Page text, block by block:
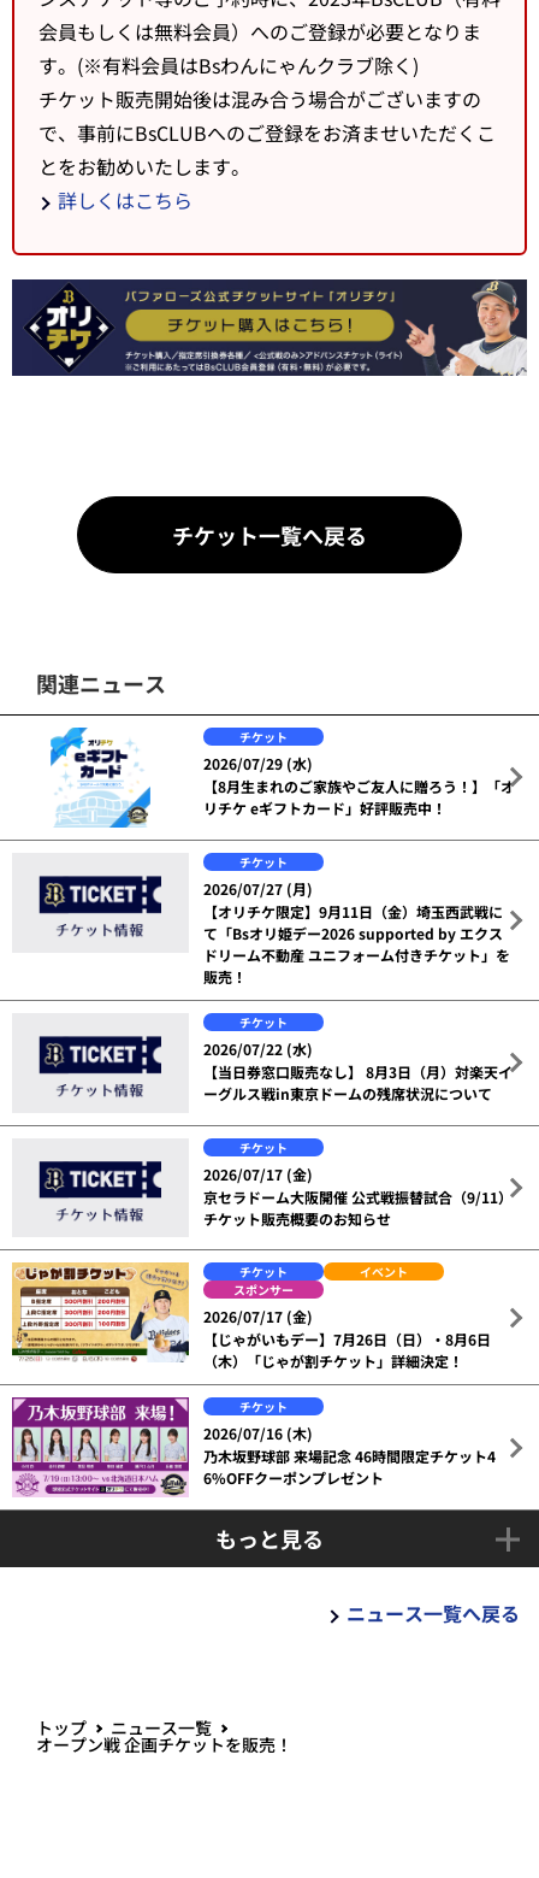
会員もしくは無料会員）へのご登録が必要となりま
す。(※有料会員はBsわんにゃんクラブ除く)
チケット販売開始後は混み合う場合がございますの
で、事前にBsCLUBへのご登録をお済ませいただくこ
とをお勧めいたします。
詳しくはこちら
チケット一覧へ戻る
関連ニュース
チケット
2026/07/29 (水)
【8月生まれのご家族やご友人に贈ろう！】「オ
リチケ eギフトカード」好評販売中！
チケット
2026/07/27 (月)
【オリチケ限定】9月11日（金）埼玉西武戦に
て「Bsオリ姫デー2026 supported by エクス
ドリーム不動産 ユニフォーム付きチケット」を
販売！
チケット
2026/07/22 (水)
【当日券窓口販売なし】 8月3日（月）対楽天イ
ーグルス戦in東京ドームの残席状況について
チケット
2026/07/17 (金)
京セラドーム大阪開催 公式戦振替試合（9/11）
チケット販売概要のお知らせ
チケット
イベント
スポンサー
2026/07/17 (金)
【じゃがいもデー】7月26日（日）・8月6日
（木）「じゃが割チケット」詳細決定！
チケット
2026/07/16 (木)
乃木坂野球部 来場記念 46時間限定チケット4
6%OFFクーポンプレゼント
もっと見る
ニュース一覧へ戻る
トップ ニュース一覧
オープン戦 企画チケットを販売！